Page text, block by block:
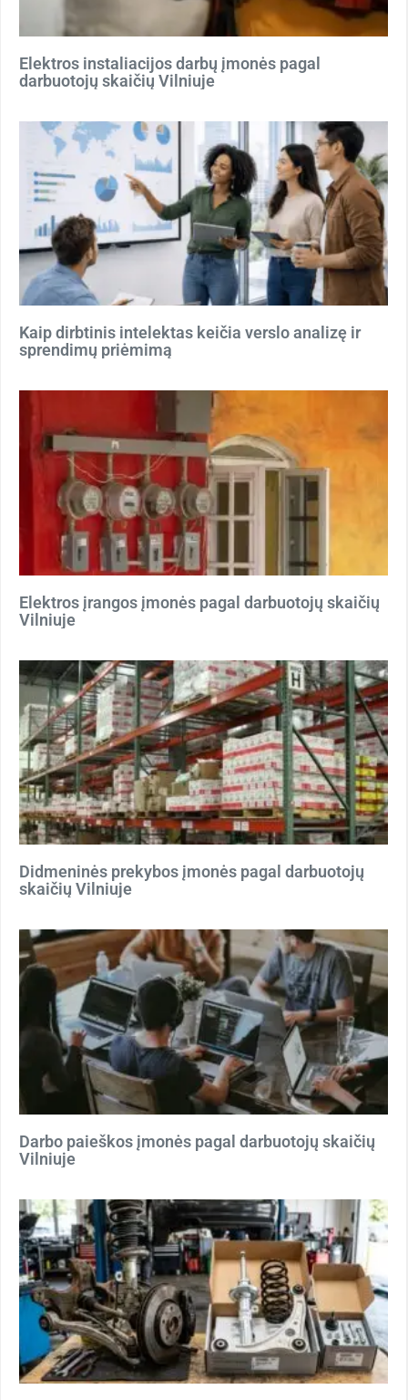
Elektros instaliacijos darbų įmonės pagal
darbuotojų skaičių Vilniuje
Kaip dirbtinis intelektas keičia verslo analizę ir
sprendimų priėmimą
Elektros įrangos įmonės pagal darbuotojų skaičių
Vilniuje
Didmeninės prekybos įmonės pagal darbuotojų
skaičių Vilniuje
Darbo paieškos įmonės pagal darbuotojų skaičių
Vilniuje